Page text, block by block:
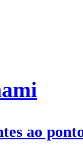
ao